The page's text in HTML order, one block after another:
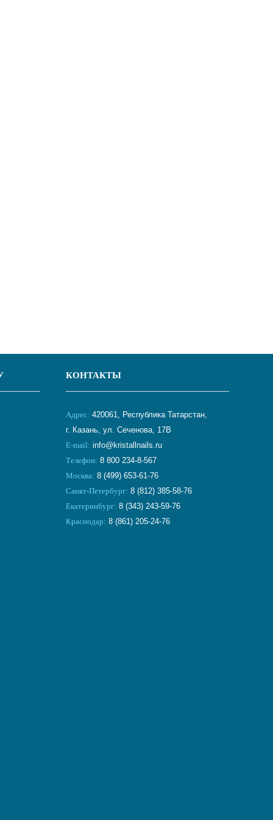
КОНТАКТЫ
Адрес: 420061, Республика Татарстан,
г. Казань, ул. Сеченова, 17В
E-mail: info@kristallnails.ru
Телефон: 8 800 234-8-567
Москва: 8 (499) 653-61-76
Санкт-Петербург: 8 (812) 385-58-76
Екатеринбург: 8 (343) 243-59-76
Краснодар: 8 (861) 205-24-76